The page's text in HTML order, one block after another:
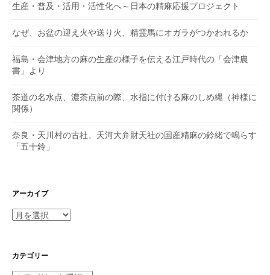
生産・普及・活用・活性化へ～日本の精麻応援プロジェクト
なぜ、お盆の迎え火や送り火、精霊馬にオガラがつかわれるか
福島・会津地方の麻の生産の様子を伝える江戸時代の「会津農
書」より
茶道の名水点、濃茶点前の際、水指に付ける麻のしめ縄（神様に
関係）
奈良・天川村の古社、天河大弁財天社の国産精麻の鈴緒で鳴らす
「五十鈴」
アーカイブ
ア
イ
カテゴリー